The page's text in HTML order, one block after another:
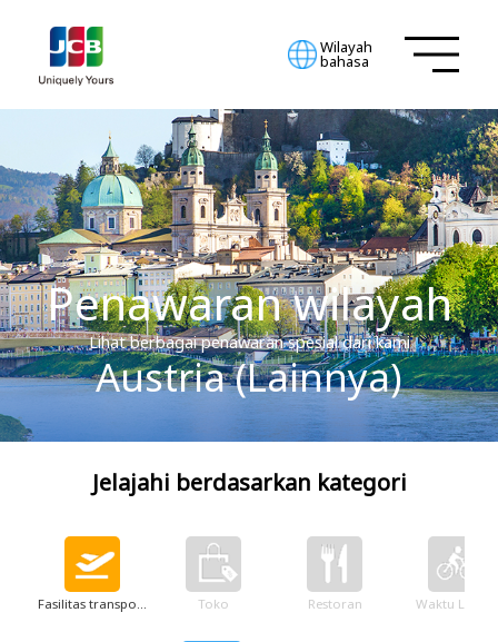
Wilayah
bahasa
Penawaran wilayah
Lihat berbagai penawaran spesial dari kami
Austria (Lainnya)
Jelajahi berdasarkan kategori
Fasilitas transportasi Toko Restoran Waktu Luang